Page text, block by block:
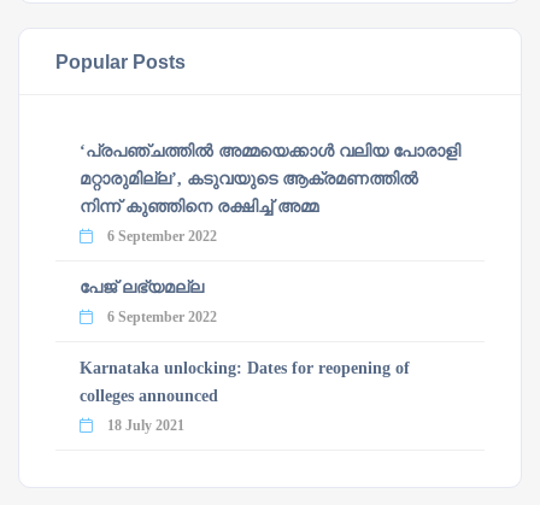
Popular Posts
‘പ്രപഞ്ചത്തില്‍ അമ്മയെക്കാള്‍ വലിയ പോരാളി
മറ്റാരുമില്ല’, കടുവയുടെ ആക്രമണത്തില്‍
നിന്ന് കുഞ്ഞിനെ രക്ഷിച്ച് അമ്മ
6 September 2022
പേജ് ലഭ്യമല്ല
6 September 2022
Karnataka unlocking: Dates for reopening of
colleges announced
18 July 2021